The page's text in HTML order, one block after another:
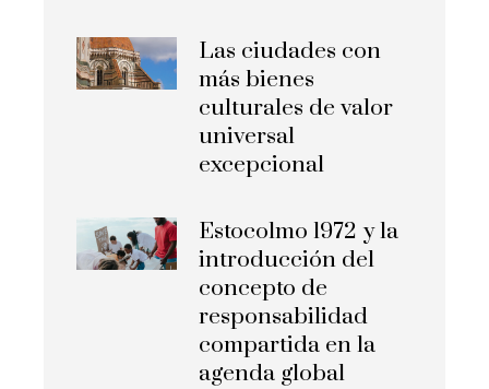
Las ciudades con
más bienes
culturales de valor
universal
excepcional
Estocolmo 1972 y la
introducción del
concepto de
responsabilidad
compartida en la
agenda global